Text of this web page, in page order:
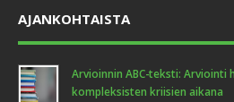
AJANKOHTAISTA
Arvioinnin ABC-teksti: Arviointi
kompleksisten kriisien aikana